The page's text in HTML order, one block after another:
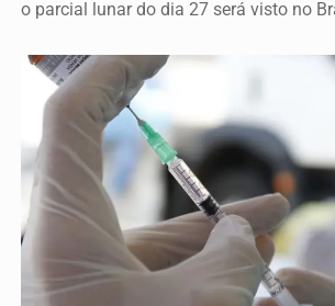
o parcial lunar do dia 27 será visto no